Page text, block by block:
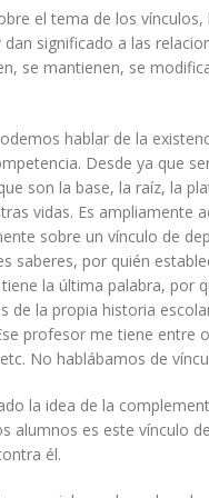
el tema de los
significado a las
se mantienen, se
hablar de la
Desde ya que
son la base, la raíz, la
vidas. Es ampliamente
sobre un vínculo de
saberes, por quién
la última palabra, por
de la propia historia
profesor me tiene entre
No hablábamos de
la idea de la
alumnos es este vínculo
él.